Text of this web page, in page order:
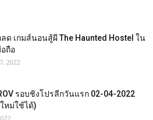
ด เกมส์นอนสู้ผี The Haunted Hostel ใน
ถือ
2022
รอบชิงโปรลีกวันแรก 02-04-2022
หม่ใช้ได้)